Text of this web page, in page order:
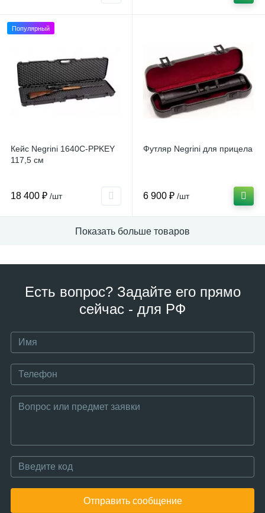
Популярный
Кейс Negrini 1640C-PPKEY
117,5 см
18 400 ₽ /шт
Футляр Negrini для прицела
6 900 ₽ /шт
Показать больше товаров
Есть вопрос? Задайте его прямо
сейчас - для РФ
Отправить сообщение